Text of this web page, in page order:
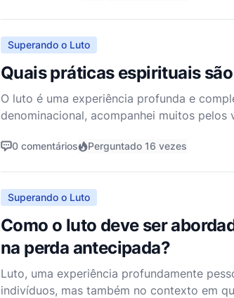
Superando o Luto
Quais práticas espirituais
O luto é uma experiência profunda e
denominacional, acompanhei muitos
0 comentários Perguntado 16 vezes
Superando o Luto
Como o luto deve ser
na perda antecipada?
Luto, uma experiência profundamente
indivíduos, mas também no contexto em